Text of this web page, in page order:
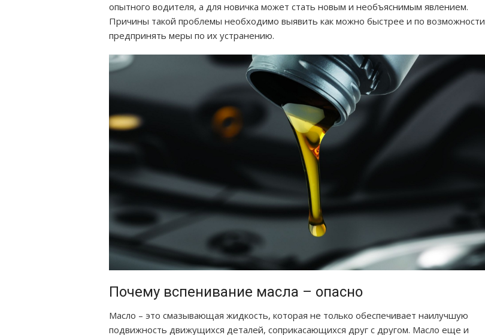
опытного водителя, а для новичка может стать новым и необъяснимым явлением.
Причины такой проблемы необходимо выявить как можно быстрее и по возможности
предпринять меры по их устранению.
Почему вспенивание масла – опасно
Масло – это смазывающая жидкость, которая не только обеспечивает наилучшую
подвижность движущихся деталей, соприкасающихся друг с другом. Масло еще и